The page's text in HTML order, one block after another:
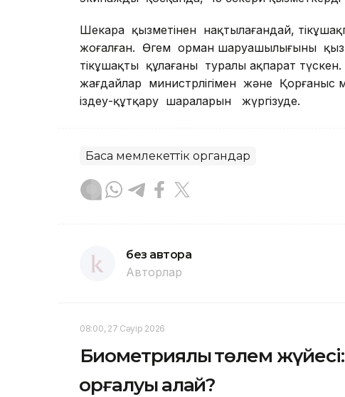
Шекара қызметінен нақтылағандай,
жоғалған. Өгем орман шаруашылығының
тікұшақтың құлағаны туралы ақпарат
жағдайлар министрлігімен және Қорғаныс
іздеу-құтқару шараларын жүргізуде.
Басқа мемлекеттік органдар
без автора
Авторлар
08:00, 27 Сәуір 2026
Биометриялық төлем
қорғалуы қалай?